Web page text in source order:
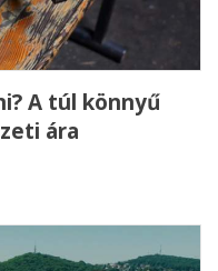
A túl könnyű
ára